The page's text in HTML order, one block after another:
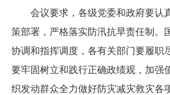
会议要求，各级党委和政府要认
策部署，严格落实防汛抗旱责任制。
协调和指挥调度，各有关部门要履职
要牢固树立和践行正确政绩观，加强
织发动群众全力做好防灾减灾救灾各